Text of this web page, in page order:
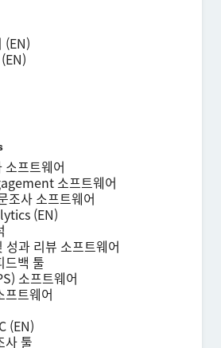
(EN)
소프트웨어
소프트웨어
조사 소프트웨어
(EN)
과 리뷰 소프트웨어
드백 툴
소프트웨어
프트웨어
(EN)
사 툴